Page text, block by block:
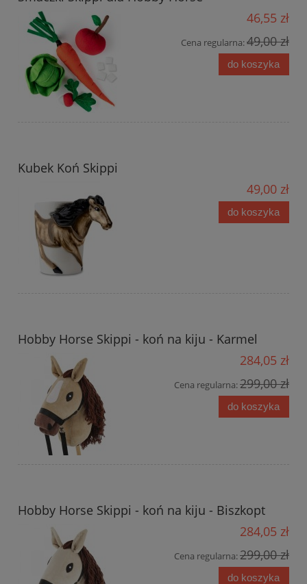
46,55 zł
Cena regularna:49,00 zł
do koszyka
Kubek Koń Skippi
49,00 zł
do koszyka
Hobby Horse Skippi - koń na kiju - Karmel
284,05 zł
Cena regularna:299,00 zł
do koszyka
Hobby Horse Skippi - koń na kiju - Biszkopt
284,05 zł
Cena regularna:299,00 zł
do koszyka